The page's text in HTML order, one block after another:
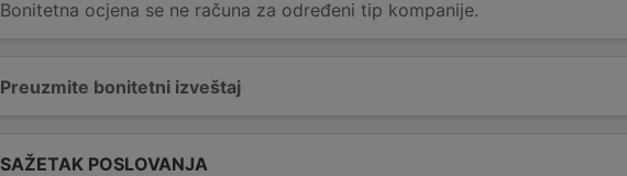
Preuzmite bonitetni izveštaj
Bonitetna ocjena se ne računa za određeni tip kompanije.
SAŽETAK POSLOVANJA